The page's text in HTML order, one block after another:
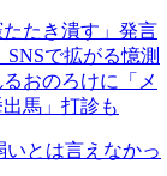
たき潰す」発言
で拡がる憶測
おのろけに「メ
馬」打診も
とは言えなかっ